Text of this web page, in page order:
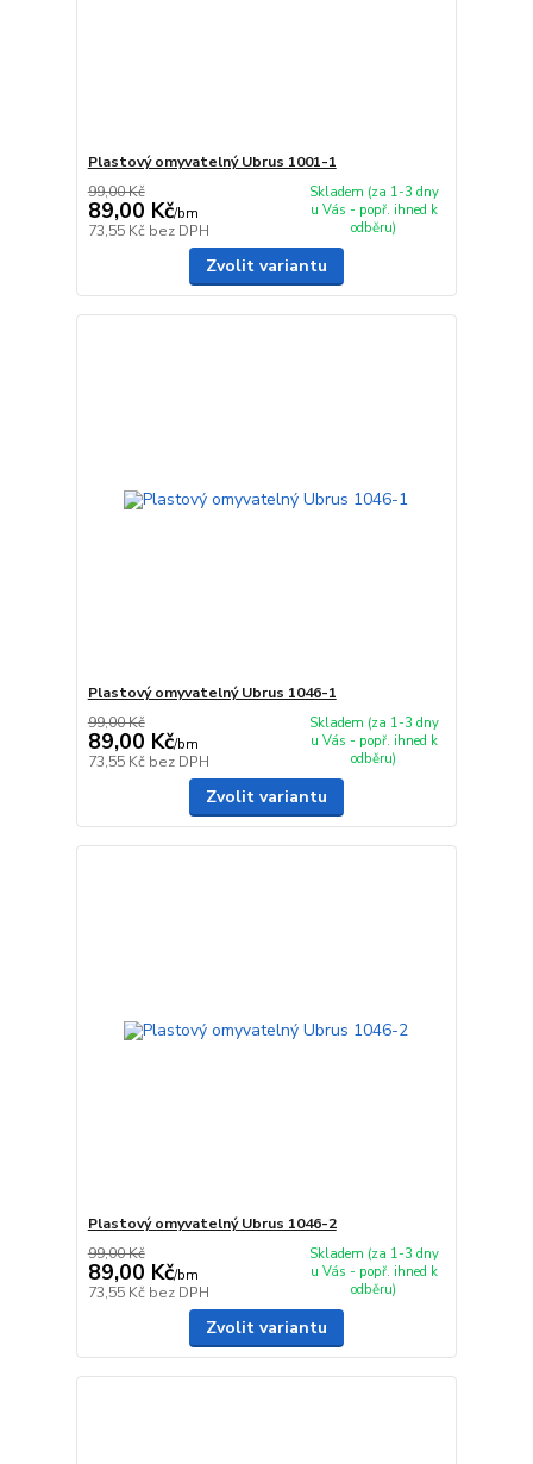
Plastový omyvatelný Ubrus 1001-1
99,00 Kč
89,00 Kč/bm
73,55 Kč bez DPH
Skladem (za 1-3 dny
u Vás - popř. ihned k
odběru)
Zvolit variantu
Plastový omyvatelný Ubrus 1046-1
99,00 Kč
89,00 Kč/bm
73,55 Kč bez DPH
Skladem (za 1-3 dny
u Vás - popř. ihned k
odběru)
Zvolit variantu
Plastový omyvatelný Ubrus 1046-2
99,00 Kč
89,00 Kč/bm
73,55 Kč bez DPH
Skladem (za 1-3 dny
u Vás - popř. ihned k
odběru)
Zvolit variantu